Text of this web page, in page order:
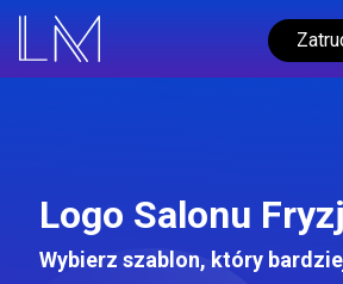
Logo Salonu
Wybierz szablon, który